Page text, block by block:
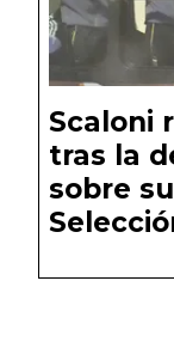
Scaloni
tras la
sobre